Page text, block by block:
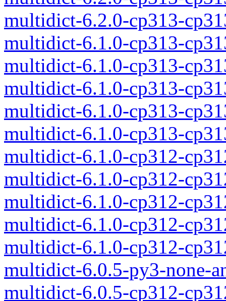
multidict-6.2.0-cp313-
multidict-6.1.0-cp313-
multidict-6.1.0-cp313-
multidict-6.1.0-cp313-
multidict-6.1.0-cp313-
multidict-6.1.0-cp313-
multidict-6.1.0-cp312-
multidict-6.1.0-cp312-
multidict-6.1.0-cp312-
multidict-6.1.0-cp312-
multidict-6.1.0-cp312-
multidict-6.0.5-py3-none-
multidict-6.0.5-cp312-